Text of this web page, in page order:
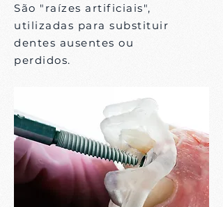
São "raízes artificiais",
utilizadas para substituir
dentes ausentes ou
perdidos.